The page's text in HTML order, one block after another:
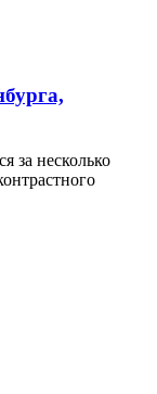
за несколько